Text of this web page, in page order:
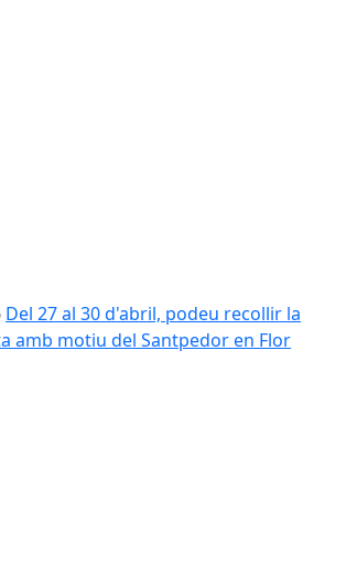
Del 27 al 30 d'abril, podeu recollir la
amb motiu del Santpedor en Flor